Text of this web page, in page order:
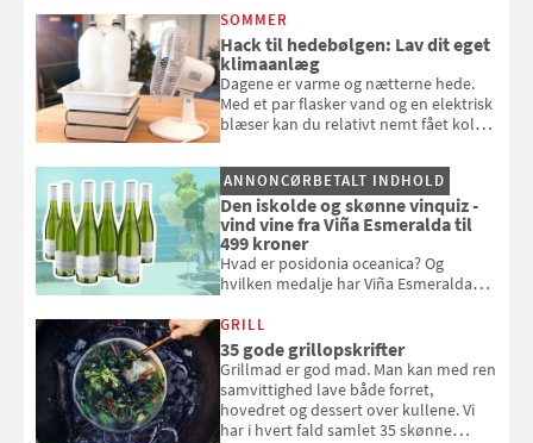
opmærksom, når du smider
badebassinet eller et badedyr ud
SOMMER
Hack til hedebølgen: Lav dit eget
klimaanlæg
Dagene er varme og nætterne hede.
Med et par flasker vand og en elektrisk
blæser kan du relativt nemt fået koldt
og se, hvordan du gør
ANNONCØRBETALT INDHOLD
Den iskolde og skønne vinquiz -
vind vine fra Viña Esmeralda til
499 kroner
Hvad er posidonia oceanica? Og
hvilken medalje har Viña Esmeralda
med i Samvirkes skønne vinquiz, hvor
du kan vinde 6 flasker vin fra Viña
Esmeralda. Konkurrencen slutter 1.
september 2026.
GRILL
35 gode grillopskrifter
Grillmad er god mad. Man kan med ren
samvittighed lave både forret,
hovedret og dessert over kullene. Vi
har i hvert fald samlet 35 skønne